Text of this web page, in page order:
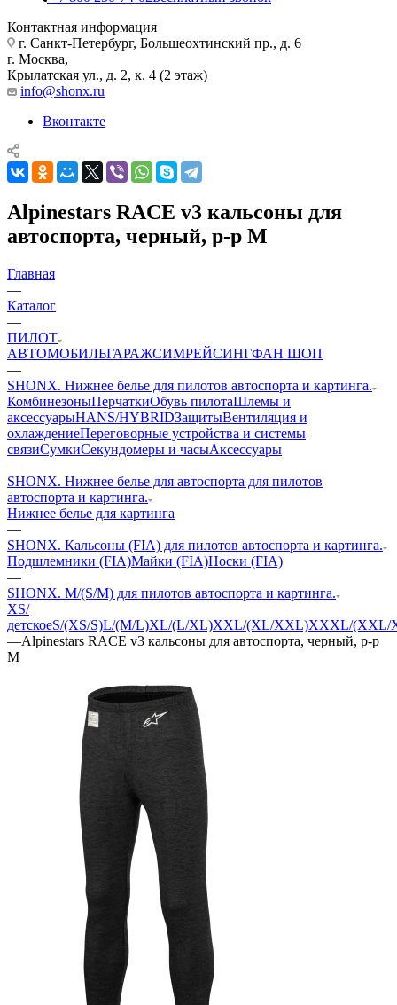
Контактная информация
г. Санкт-Петербург, Большеохтинский пр., д. 6
г. Москва,
Крылатская ул., д. 2, к. 4 (2 этаж)
info@shonx.ru
Вконтакте
Alpinestars RACE v3 кальсоны для
автоспорта, черный, р-р M
Главная
—
Каталог
—
ПИЛОТ
АВТОМОБИЛЬГАРАЖСИМРЕЙСИНГФАН ШОП
—
SHONX. Нижнее белье для пилотов автоспорта и картинга.
КомбинезоныПерчаткиОбувь пилотаШлемы и
аксессуарыHANS/HYBRIDЗащитыВентиляция и
охлаждениеПереговорные устройства и системы
связиСумкиСекундомеры и часыАксессуары
—
SHONX. Нижнее белье для автоспорта для пилотов
автоспорта и картинга.
Нижнее белье для картинга
—
SHONX. Кальсоны (FIA) для пилотов автоспорта и картинга.
Подшлемники (FIA)Майки (FIA)Носки (FIA)
—
SHONX. M/(S/M) для пилотов автоспорта и картинга.
XS/
детскоеS/(XS/S)L/(M/L)XL/(L/XL)XXL/(XL/XXL)XXXL/(XXL/
—Alpinestars RACE v3 кальсоны для автоспорта, черный, р-р
M